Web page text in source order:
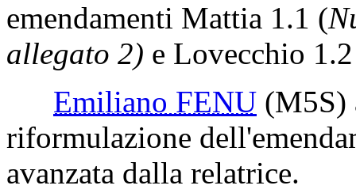
emendamenti Mattia 1.1 (
allegato 2) e Lovecchio
Emiliano FENU (M5S)
riformulazione
avanzata dalla relatrice.